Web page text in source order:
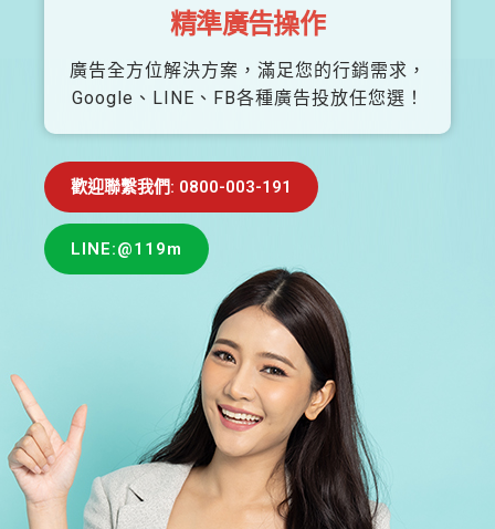
精準廣告操作
廣告全方位解決方案，滿足您的行銷需求，
Google、LINE、FB各種廣告投放任您選！
歡迎聯繫我們: 0800-003-191
LINE:@119m